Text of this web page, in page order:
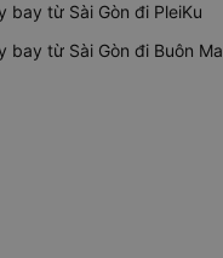
bay từ Sài Gòn đi PleiKu
bay từ Sài Gòn đi Buôn Ma